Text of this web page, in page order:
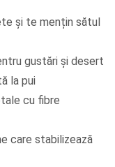
și te mențin sătul
gustări și desert
la pui
cu fibre
care stabilizează